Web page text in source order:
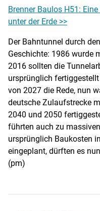
Brenner Baulos H51:
unter der Erde >>
Der Bahntunnel durch
Geschichte: 1986 wurde
2016 sollten die
ursprünglich
von 2027 die Rede, nun
deutsche Zulaufstrecke
2040 und 2050
führten auch zu
ursprünglich Baukosten
eingeplant, dürften es
(pm)